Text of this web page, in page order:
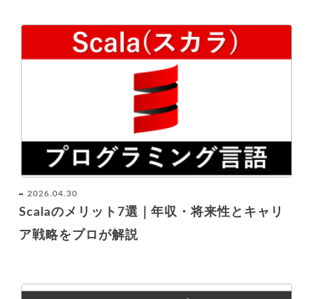
2026.04.30
Scalaのメリット7選｜年収・将来性とキャリ
ア戦略をプロが解説